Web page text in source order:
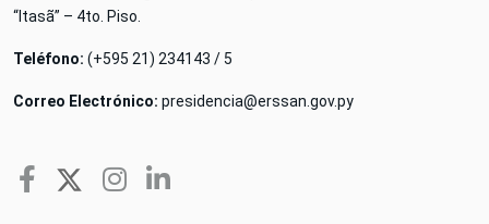
“Itasã” – 4to. Piso.
Teléfono: (+595 21) 234143 / 5
Correo Electrónico: presidencia@erssan.gov.py